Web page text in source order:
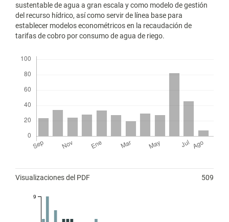
sustentable de agua a gran escala y como modelo de gestión
del recurso hídrico, así como servir de línea base para
establecer modelos econométricos en la recaudación de
tarifas de cobro por consumo de agua de riego.
Visualizaciones del PDF 509
9